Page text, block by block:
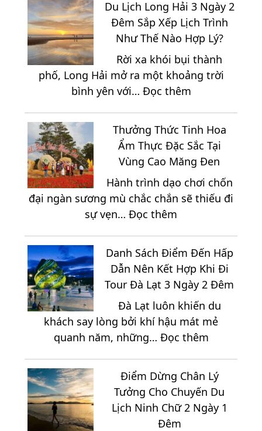
Đêm
Trọn
Địa
Điểm
Du
Lịch
Nổi
Bật
Tại
Vùng
Đất
Thép
Chi
Du Lịch Long Hải 3 Ngày 2
Đêm Sắp Xếp Lịch Trình
Như Thế Nào Hợp Lý?
Rời xa khói bụi thành
phố, Long Hải mở ra một khoảng trời
bình yên với… Đọc thêm:
Lịch
Long
Hải
3
Ngày
2
Sắp
Xếp
Lịch
Trình
Thế
Nào
Hợp
Lý?
Thưởng Thức Tinh Hoa
Ẩm Thực Đặc Sắc Tại
Vùng Cao Măng Đen
Hành trình dạo chơi chốn
đại ngàn sương mù chắc chắn sẽ thiếu đi
sự vẹn… Đọc thêm
Thức
Tinh
Hoa
Ẩm
Thực
Đặc
Sắc
Tại
Vùng
Cao
Măng
Đen
Danh Sách Điểm Đến Hấp
Dẫn Nên Kết Hợp Khi Đi
Tour Đà Lạt 3 Ngày 2 Đêm
Đà Lạt luôn khiến du
khách say lòng bởi khí hậu mát mẻ
quanh năm, những… Đọc thêm:
Sách
Điểm
Đến
Hấp
Điểm Dừng Chân Lý
Tưởng Cho Chuyến Du
Lịch Ninh Chữ 2 Ngày 1
Đêm